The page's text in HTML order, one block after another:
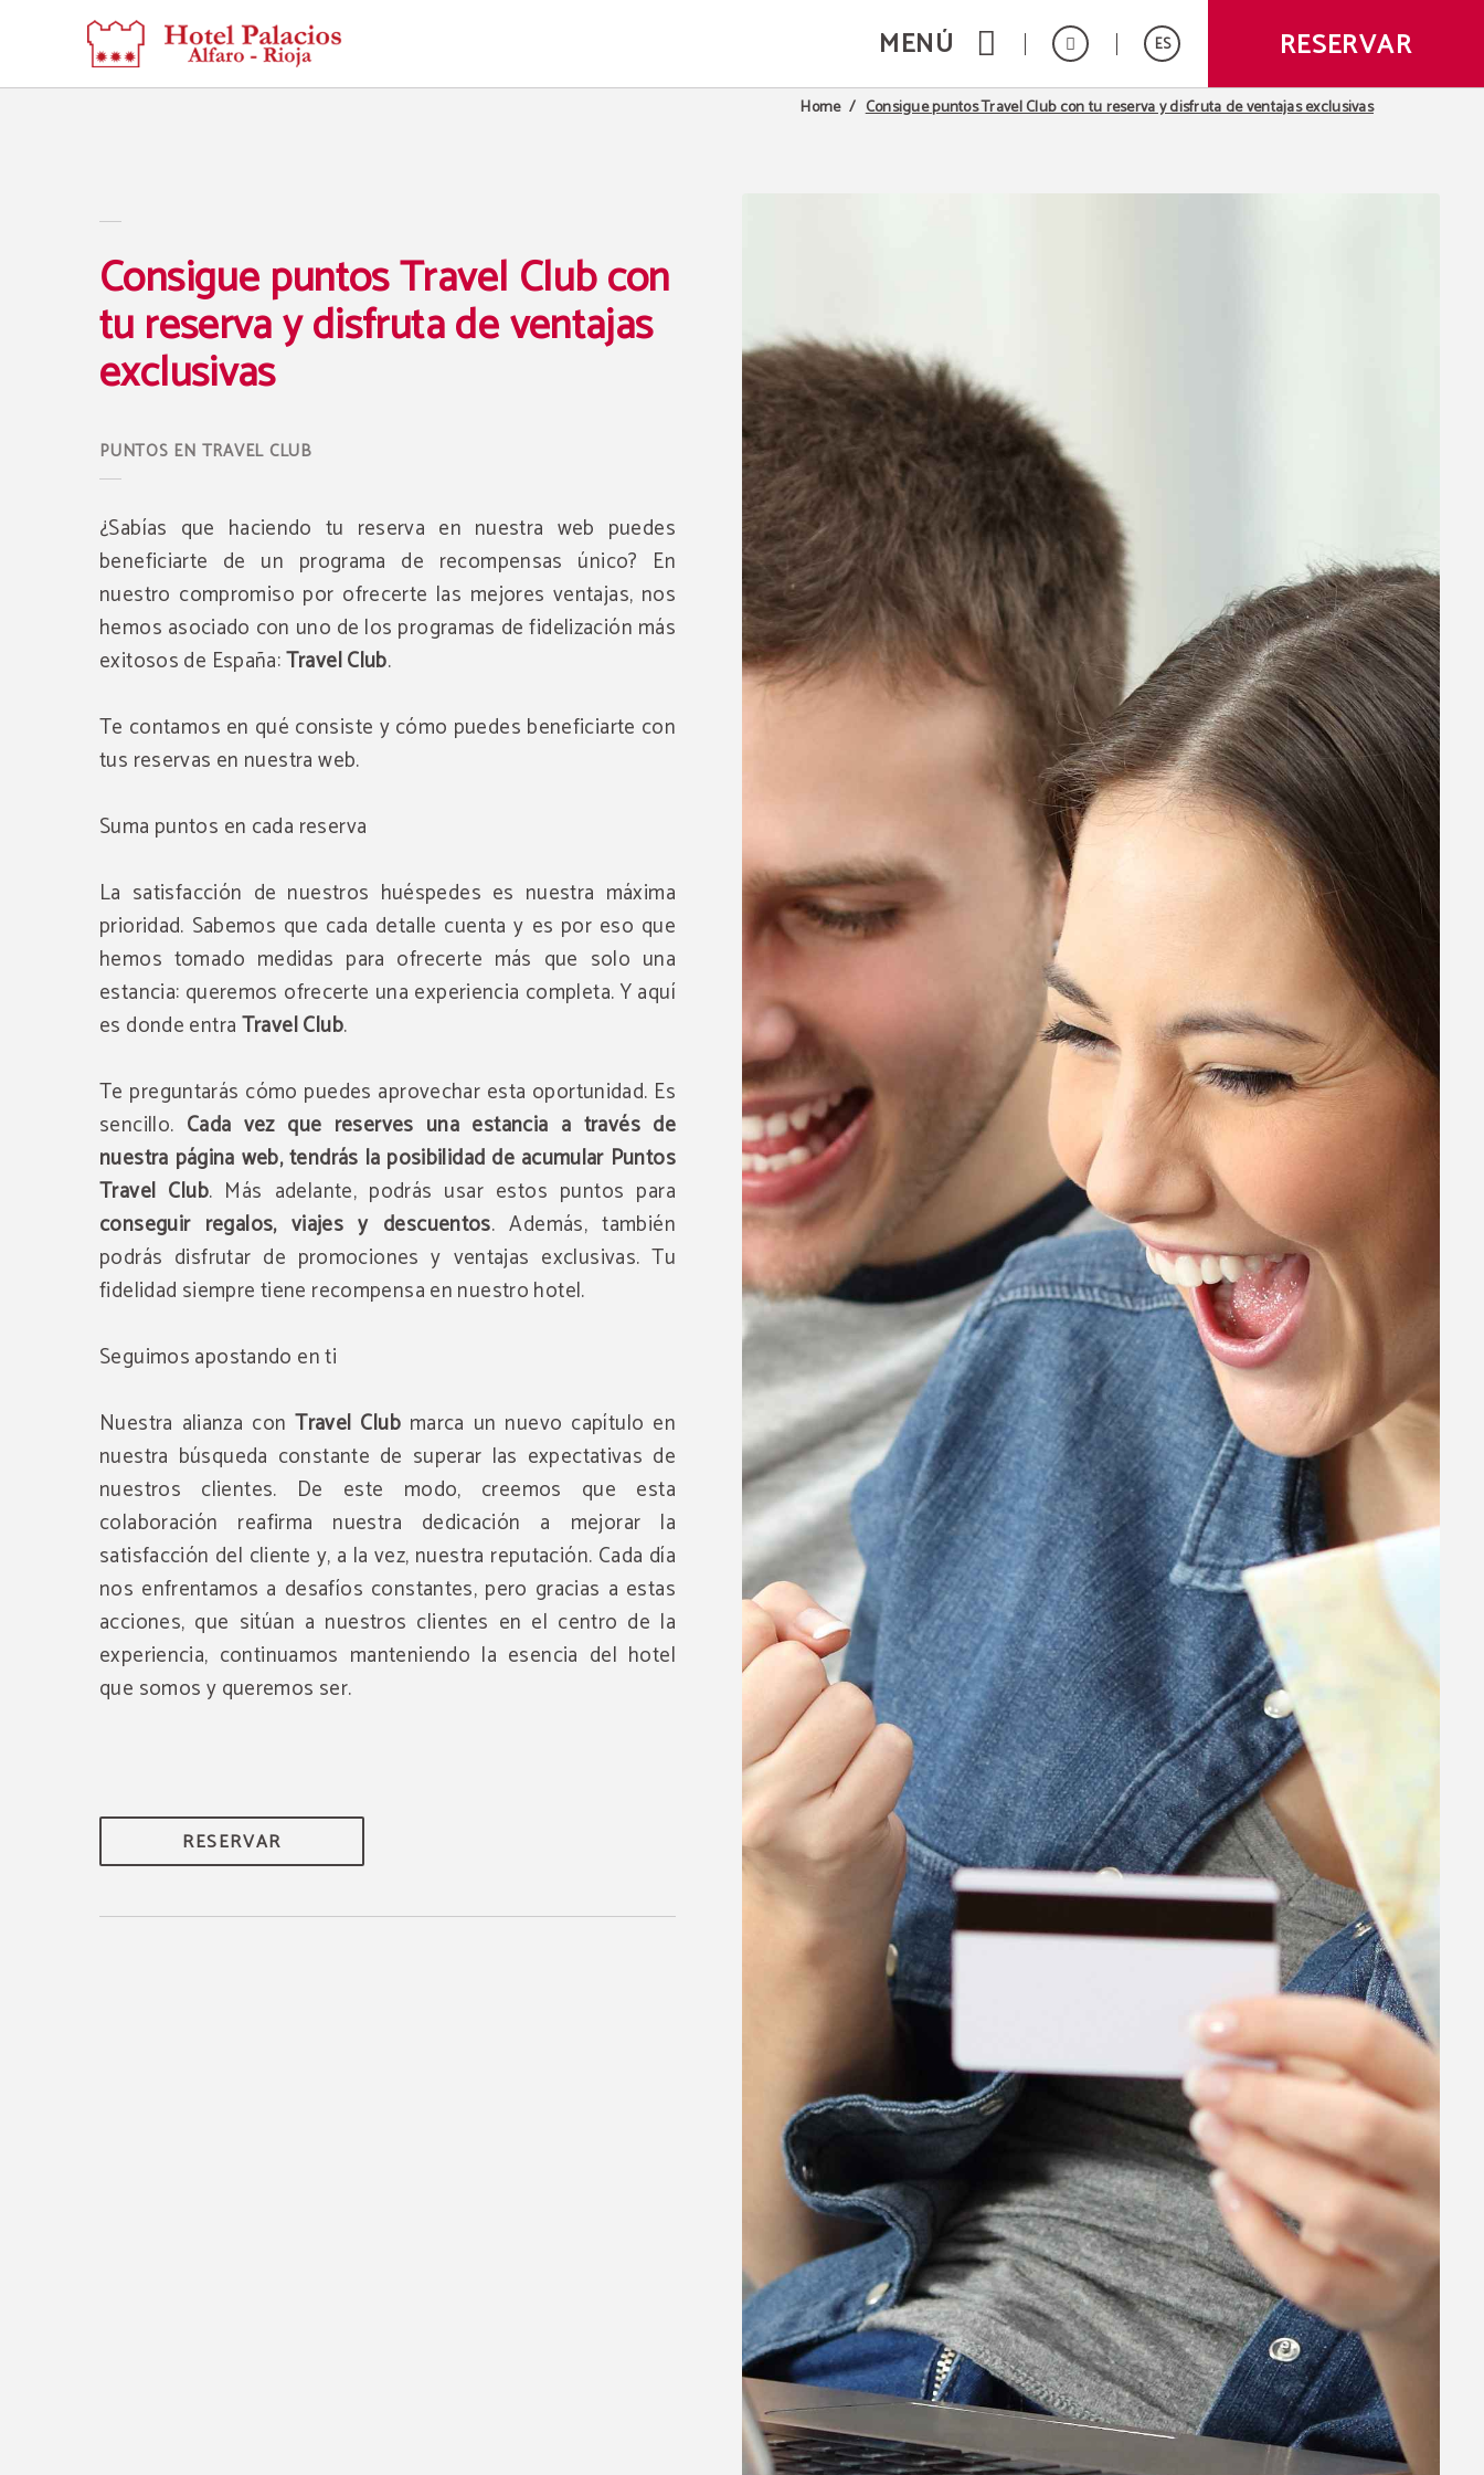
MENÚ ES RESERVAR
Consigue Puntos Travel Club Con Tu Reserva Y Disfruta De Ventajas Exclusivas del Hotel Palacios Rioja en Alfaro. Web Oficial.
Home Consigue puntos Travel Club con tu reserva y disfruta de ventajas exclusivas
Consigue puntos Travel Club con
tu reserva y disfruta de ventajas
exclusivas
PUNTOS EN TRAVEL CLUB
¿Sabías que haciendo tu reserva en nuestra web puedes
beneficiarte de un programa de recompensas único? En
nuestro compromiso por ofrecerte las mejores ventajas, nos
hemos asociado con uno de los programas de fidelización más
exitosos de España:Travel Club.
Te contamos en qué consiste y cómo puedes beneficiarte con
tus reservas en nuestra web.
Suma puntos en cada reserva
La satisfacción de nuestros huéspedes es nuestra máxima
prioridad. Sabemos que cada detalle cuenta y es por eso que
hemos tomado medidas para ofrecerte más que solo una
estancia: queremos ofrecerte una experiencia completa. Y aquí
es donde entraTravel Club.
Te preguntarás cómo puedes aprovechar esta oportunidad. Es
sencillo. Cada vez que reserves una estancia a través de
nuestra página web, tendrás la posibilidad de acumular Puntos
Travel Club. Más adelante, podrás usar estos puntos para
conseguir regalos, viajes y descuentos. Además, también
podrás disfrutar de promociones y ventajas exclusivas. Tu
fidelidad siempre tiene recompensa en nuestro hotel.
Seguimos apostando en ti
Nuestra alianza conTravel Clubmarca un nuevo capítulo en
nuestra búsqueda constante de superar las expectativas de
nuestros clientes. De este modo, creemos que esta
colaboración reafirma nuestra dedicación a mejorar la
satisfacción del cliente y, a la vez, nuestra reputación. Cada día
nos enfrentamos a desafíos constantes, pero gracias a estas
acciones, que sitúan a nuestros clientes en el centro de la
experiencia, continuamos manteniendo la esencia del hotel
que somos y queremos ser.
RESERVAR
Acceso gratuito a piscinas
locales
DISFRUTA MÁS DE TU ESTANCIA
Por la reserva de más de 2 noches te invitamos a disfrutar de las
piscinas locales durante tu estancia. Un extra perfecto para hacer
tu escapada aún más especial.
RESERVAR